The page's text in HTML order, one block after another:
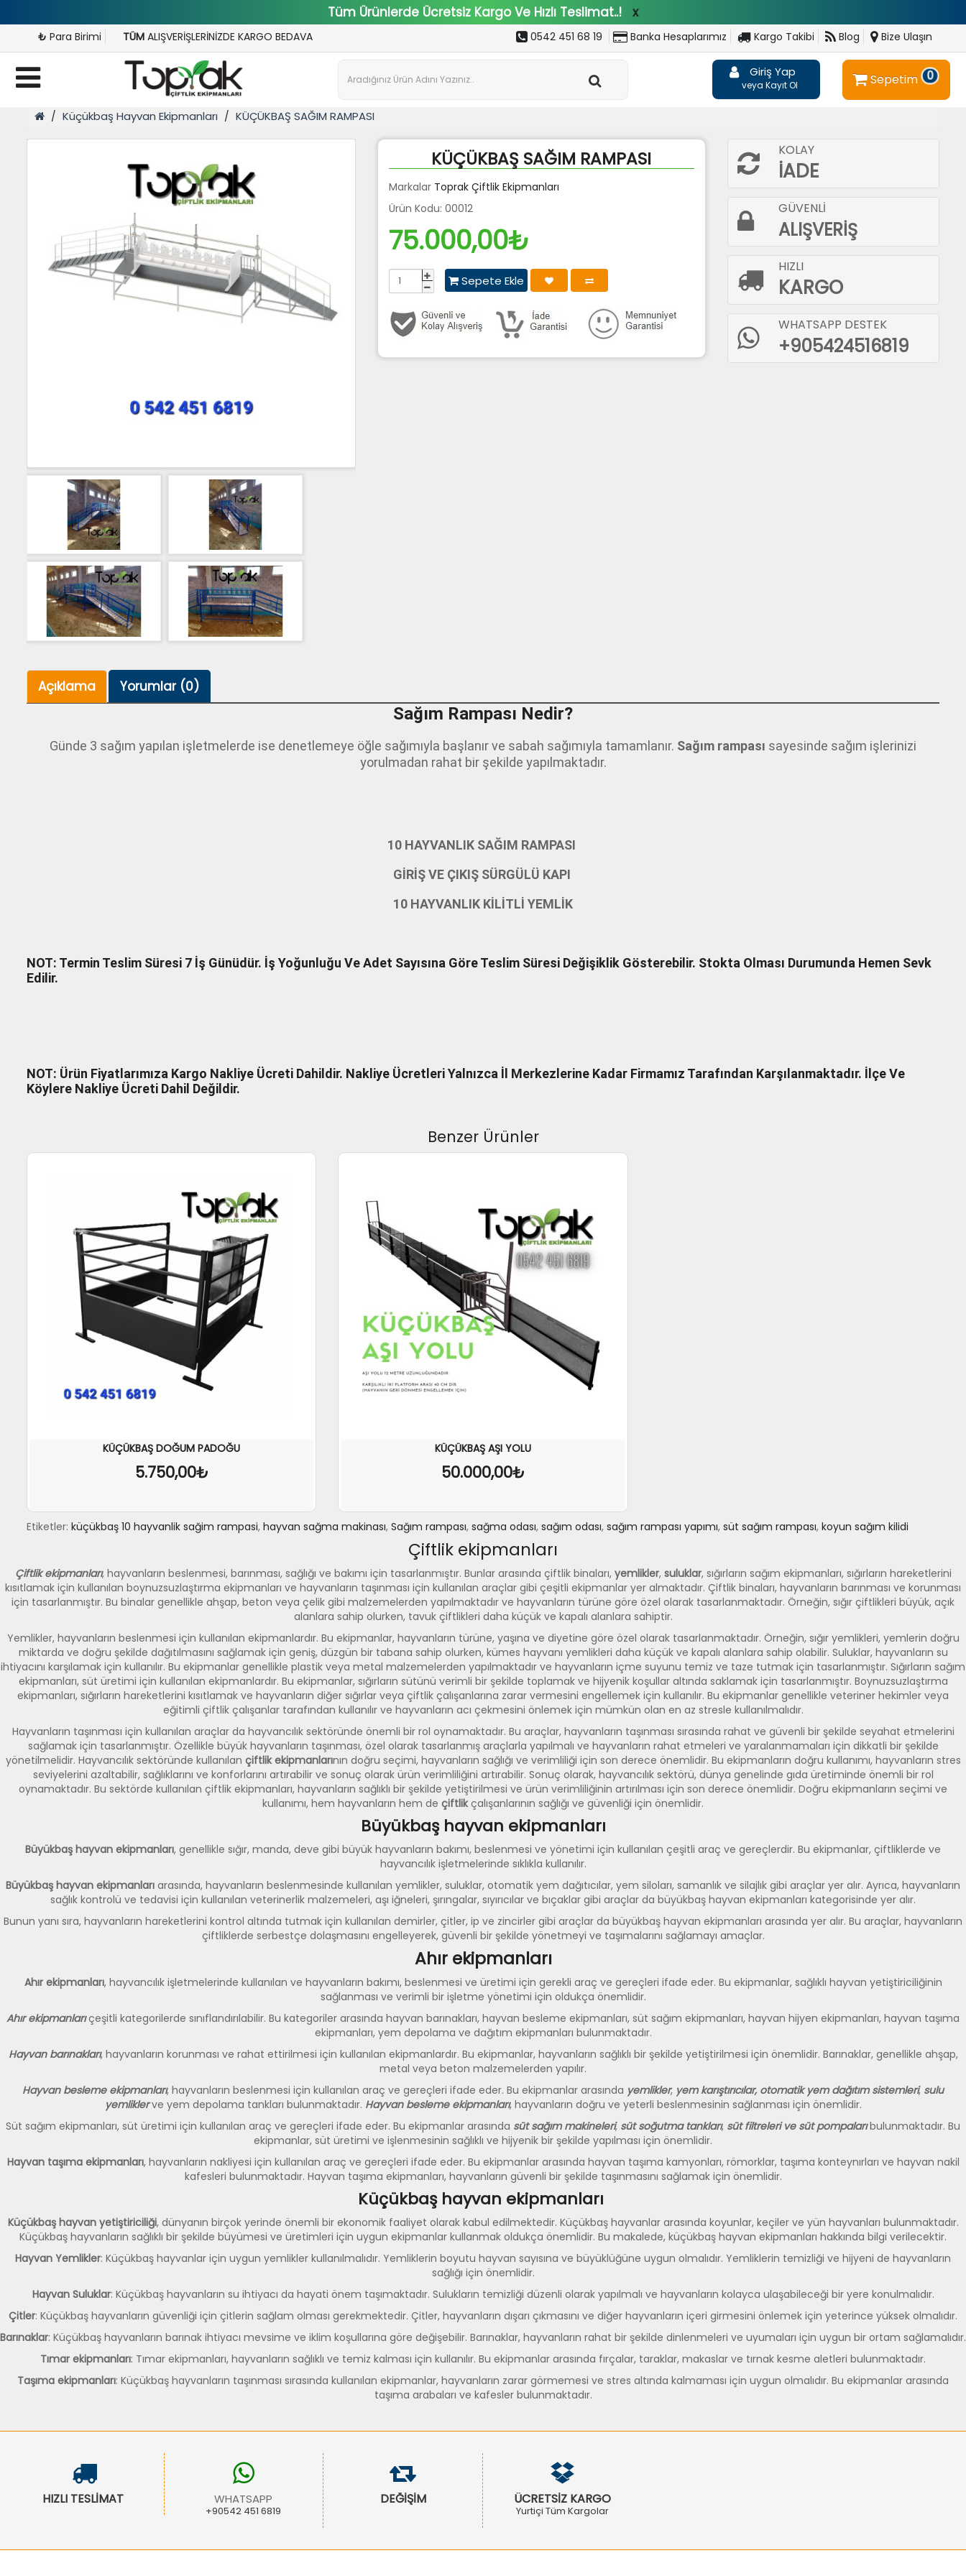
Tüm Ürünlerde Ücretsiz Kargo Ve Hızlı Teslimat..! x
₺ Para Birimi TÜM ALIŞVERİŞLERİNİZDE KARGO BEDAVA 0542 451 68 19 Banka Hesaplarımız Kargo Takibi Blog Bize Ulaşın
Giriş Yap
veya Kayıt Ol Sepetim 0
Küçükbaş Hayvan Ekipmanları KÜÇÜKBAŞ SAĞIM RAMPASI
KÜÇÜKBAŞ SAĞIM RAMPASI
Markalar Toprak Çiftlik Ekipmanları
Ürün Kodu: 00012
75.000,00₺
Sepete Ekle
KOLAY
İADE
GÜVENLİ
ALIŞVERİŞ
HIZLI
KARGO
WHATSAPP DESTEK
+905424516819
Açıklama Yorumlar (0)
Sağım Rampası Nedir?
Günde 3 sağım yapılan işletmelerde ise denetlemeye öğle sağımıyla başlanır ve sabah sağımıyla tamamlanır. Sağım rampası sayesinde sağım işlerinizi
yorulmadan rahat bir şekilde yapılmaktadır.
10 HAYVANLIK SAĞIM RAMPASI
GİRİŞ VE ÇIKIŞ SÜRGÜLÜ KAPI
10 HAYVANLIK KİLİTLİ YEMLİK
NOT: Termin Teslim Süresi 7 İş Günüdür. İş Yoğunluğu Ve Adet Sayısına Göre Teslim Süresi Değişiklik Gösterebilir. Stokta Olması Durumunda Hemen Sevk
Edilir.
NOT: Ürün Fiyatlarımıza Kargo Nakliye Ücreti Dahildir. Nakliye Ücretleri Yalnızca İl Merkezlerine Kadar Firmamız Tarafından Karşılanmaktadır. İlçe Ve
Köylere Nakliye Ücreti Dahil Değildir.
Benzer Ürünler
KÜÇÜKBAŞ DOĞUM PADOĞU
5.750,00₺
SEPETE EKLE İNCELE
KÜÇÜKBAŞ AŞI YOLU
50.000,00₺
SEPETE EKLE İNCELE
Etiketler: küçükbaş 10 hayvanlik sağim rampasi, hayvan sağma makinası, Sağım rampası, sağma odası, sağım odası, sağım rampası yapımı, süt sağım rampası, koyun sağım kilidi
Çiftlik ekipmanları
Çiftlik ekipmanları, hayvanların beslenmesi, barınması, sağlığı ve bakımı için tasarlanmıştır. Bunlar arasında çiftlik binaları, yemlikler, suluklar, sığırların sağım ekipmanları, sığırların hareketlerini
kısıtlamak için kullanılan boynuzsuzlaştırma ekipmanları ve hayvanların taşınması için kullanılan araçlar gibi çeşitli ekipmanlar yer almaktadır. Çiftlik binaları, hayvanların barınması ve korunması
için tasarlanmıştır. Bu binalar genellikle ahşap, beton veya çelik gibi malzemelerden yapılmaktadır ve hayvanların türüne göre özel olarak tasarlanmaktadır. Örneğin, sığır çiftlikleri büyük, açık
alanlara sahip olurken, tavuk çiftlikleri daha küçük ve kapalı alanlara sahiptir.
Yemlikler, hayvanların beslenmesi için kullanılan ekipmanlardır. Bu ekipmanlar, hayvanların türüne, yaşına ve diyetine göre özel olarak tasarlanmaktadır. Örneğin, sığır yemlikleri, yemlerin doğru
miktarda ve doğru şekilde dağıtılmasını sağlamak için geniş, düzgün bir tabana sahip olurken, kümes hayvanı yemlikleri daha küçük ve kapalı alanlara sahip olabilir. Suluklar, hayvanların su
ihtiyacını karşılamak için kullanılır. Bu ekipmanlar genellikle plastik veya metal malzemelerden yapılmaktadır ve hayvanların içme suyunu temiz ve taze tutmak için tasarlanmıştır. Sığırların sağım
ekipmanları, süt üretimi için kullanılan ekipmanlardır. Bu ekipmanlar, sığırların sütünü verimli bir şekilde toplamak ve hijyenik koşullar altında saklamak için tasarlanmıştır. Boynuzsuzlaştırma
ekipmanları, sığırların hareketlerini kısıtlamak ve hayvanların diğer sığırlar veya çiftlik çalışanlarına zarar vermesini engellemek için kullanılır. Bu ekipmanlar genellikle veteriner hekimler veya
eğitimli çiftlik çalışanlar tarafından kullanılır ve hayvanların acı çekmesini önlemek için mümkün olan en az stresle kullanılmalıdır.
Hayvanların taşınması için kullanılan araçlar da hayvancılık sektöründe önemli bir rol oynamaktadır. Bu araçlar, hayvanların taşınması sırasında rahat ve güvenli bir şekilde seyahat etmelerini
sağlamak için tasarlanmıştır. Özellikle büyük hayvanların taşınması, özel olarak tasarlanmış araçlarla yapılmalı ve hayvanların rahat etmeleri ve yaralanmamaları için dikkatli bir şekilde
yönetilmelidir. Hayvancılık sektöründe kullanılan çiftlik ekipmanlarının doğru seçimi, hayvanların sağlığı ve verimliliği için son derece önemlidir. Bu ekipmanların doğru kullanımı, hayvanların stres
seviyelerini azaltabilir, sağlıklarını ve konforlarını artırabilir ve sonuç olarak ürün verimliliğini artırabilir. Sonuç olarak, hayvancılık sektörü, dünya genelinde gıda üretiminde önemli bir rol
oynamaktadır. Bu sektörde kullanılan çiftlik ekipmanları, hayvanların sağlıklı bir şekilde yetiştirilmesi ve ürün verimliliğinin artırılması için son derece önemlidir. Doğru ekipmanların seçimi ve
kullanımı, hem hayvanların hem de çiftlikçalışanlarının sağlığı ve güvenliği için önemlidir.
Büyükbaş hayvan ekipmanları
Büyükbaş hayvan ekipmanları, genellikle sığır, manda, deve gibi büyük hayvanların bakımı, beslenmesi ve yönetimi için kullanılan çeşitli araç ve gereçlerdir. Bu ekipmanlar, çiftliklerde ve
hayvancılık işletmelerinde sıklıkla kullanılır.
Büyükbaş hayvan ekipmanları arasında, hayvanların beslenmesinde kullanılan yemlikler, suluklar, otomatik yem dağıtıcılar, yem siloları, samanlık ve silajlık gibi araçlar yer alır. Ayrıca, hayvanların
sağlık kontrolü ve tedavisi için kullanılan veterinerlik malzemeleri, aşı iğneleri, şırıngalar, sıyırıcılar ve bıçaklar gibi araçlar da büyükbaş hayvan ekipmanları kategorisinde yer alır.
Bunun yanı sıra, hayvanların hareketlerini kontrol altında tutmak için kullanılan demirler, çitler, ip ve zincirler gibi araçlar da büyükbaş hayvan ekipmanları arasında yer alır. Bu araçlar, hayvanların
çiftliklerde serbestçe dolaşmasını engelleyerek, güvenli bir şekilde yönetmeyi ve taşımalarını sağlamayı amaçlar.
Ahır ekipmanları
Ahır ekipmanları, hayvancılık işletmelerinde kullanılan ve hayvanların bakımı, beslenmesi ve üretimi için gerekli araç ve gereçleri ifade eder. Bu ekipmanlar, sağlıklı hayvan yetiştiriciliğinin
sağlanması ve verimli bir işletme yönetimi için oldukça önemlidir.
Ahır ekipmanlarıçeşitli kategorilerde sınıflandırılabilir. Bu kategoriler arasında hayvan barınakları, hayvan besleme ekipmanları, süt sağım ekipmanları, hayvan hijyen ekipmanları, hayvan taşıma
ekipmanları, yem depolama ve dağıtım ekipmanları bulunmaktadır.
Hayvan barınakları, hayvanların korunması ve rahat ettirilmesi için kullanılan ekipmanlardır. Bu ekipmanlar, hayvanların sağlıklı bir şekilde yetiştirilmesi için önemlidir. Barınaklar, genellikle ahşap,
metal veya beton malzemelerden yapılır.
Hayvan besleme ekipmanları, hayvanların beslenmesi için kullanılan araç ve gereçleri ifade eder. Bu ekipmanlar arasında yemlikler, yem karıştırıcılar, otomatik yem dağıtım sistemleri, sulu
yemliklerve yem depolama tankları bulunmaktadır. Hayvan besleme ekipmanları, hayvanların doğru ve yeterli beslenmesinin sağlanması için önemlidir.
Süt sağım ekipmanları, süt üretimi için kullanılan araç ve gereçleri ifade eder. Bu ekipmanlar arasında süt sağım makineleri, süt soğutma tankları, süt filtreleri ve süt pompalarıbulunmaktadır. Bu
ekipmanlar, süt üretimi ve işlenmesinin sağlıklı ve hijyenik bir şekilde yapılması için önemlidir.
Hayvan taşıma ekipmanları, hayvanların nakliyesi için kullanılan araç ve gereçleri ifade eder. Bu ekipmanlar arasında hayvan taşıma kamyonları, römorklar, taşıma konteynırları ve hayvan nakil
kafesleri bulunmaktadır. Hayvan taşıma ekipmanları, hayvanların güvenli bir şekilde taşınmasını sağlamak için önemlidir.
Küçükbaş hayvan ekipmanları
Küçükbaş hayvan yetiştiriciliği, dünyanın birçok yerinde önemli bir ekonomik faaliyet olarak kabul edilmektedir. Küçükbaş hayvanlar arasında koyunlar, keçiler ve yün hayvanları bulunmaktadır.
Küçükbaş hayvanların sağlıklı bir şekilde büyümesi ve üretimleri için uygun ekipmanlar kullanmak oldukça önemlidir. Bu makalede, küçükbaş hayvan ekipmanları hakkında bilgi verilecektir.
Hayvan Yemlikler: Küçükbaş hayvanlar için uygun yemlikler kullanılmalıdır. Yemliklerin boyutu hayvan sayısına ve büyüklüğüne uygun olmalıdır. Yemliklerin temizliği ve hijyeni de hayvanların
sağlığı için önemlidir.
Hayvan Suluklar: Küçükbaş hayvanların su ihtiyacı da hayati önem taşımaktadır. Sulukların temizliği düzenli olarak yapılmalı ve hayvanların kolayca ulaşabileceği bir yere konulmalıdır.
Çitler: Küçükbaş hayvanların güvenliği için çitlerin sağlam olması gerekmektedir. Çitler, hayvanların dışarı çıkmasını ve diğer hayvanların içeri girmesini önlemek için yeterince yüksek olmalıdır.
Barınaklar: Küçükbaş hayvanların barınak ihtiyacı mevsime ve iklim koşullarına göre değişebilir. Barınaklar, hayvanların rahat bir şekilde dinlenmeleri ve uyumaları için uygun bir ortam sağlamalıdır.
Tımar ekipmanları: Tımar ekipmanları, hayvanların sağlıklı ve temiz kalması için kullanılır. Bu ekipmanlar arasında fırçalar, taraklar, makaslar ve tırnak kesme aletleri bulunmaktadır.
Taşıma ekipmanları: Küçükbaş hayvanların taşınması sırasında kullanılan ekipmanlar, hayvanların zarar görmemesi ve stres altında kalmaması için uygun olmalıdır. Bu ekipmanlar arasında
taşıma arabaları ve kafesler bulunmaktadır.
HIZLI TESLİMAT WHATSAPP
+90542 451 6819
DEĞİŞİM ÜCRETSİZ KARGO
Yurtiçi Tüm Kargolar